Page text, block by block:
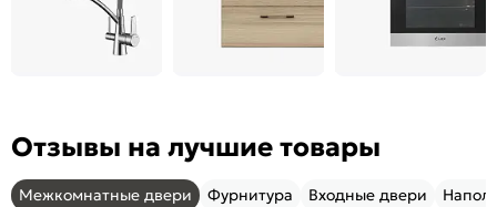
Отзывы на лучшие товары
Межкомнатные двери Фурнитура Входные двери